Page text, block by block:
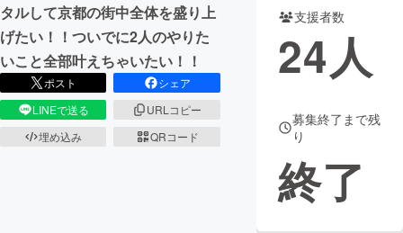
タルして京都の街中全体を盛り上
げたい！！ついでに2人のやりた
いこと全部叶えちゃいたい！！
ポスト
シェア
LINEで送る
URLコピー
埋め込み
QRコード
支援者数
24人
募集終了まで残
り
終了